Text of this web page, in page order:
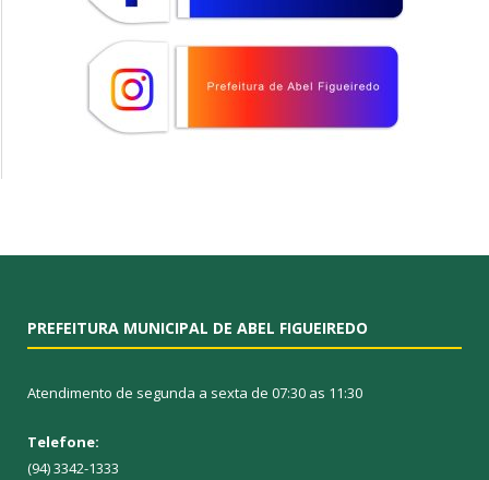
PREFEITURA MUNICIPAL DE ABEL FIGUEIREDO
Atendimento de segunda a sexta de 07:30 as 11:30
Telefone:
(94) 3342-1333